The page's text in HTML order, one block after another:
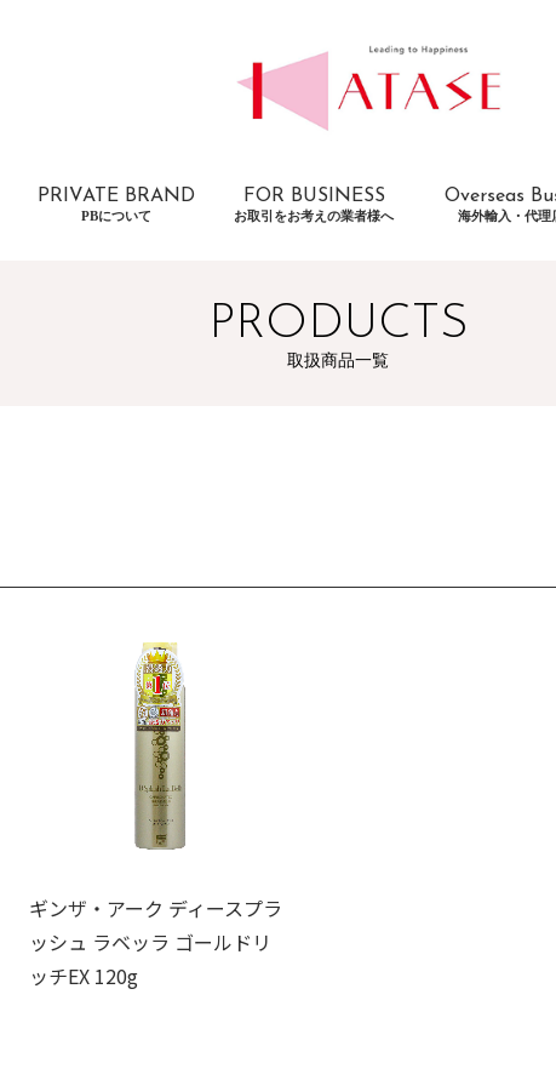
PRIVATE BRAND
PBについて
FOR BUSINESS
お取引をお考えの業者様へ
Overseas
海外輸入・代理
PRODUCTS
取扱商品一覧
ギンザ・アーク ディースプラ
ッシュ ラベッラ ゴールドリ
ッチEX 120g